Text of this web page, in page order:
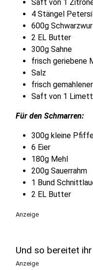
Saft von 1
4 Stängel
600g
2 EL Butter
300g Sahne
frisch geriebene
Salz
frisch
Saft von 1
Für den Schmarren:
300g kleine
6 Eier
180g Mehl
200g Sauerrahm
1 Bund
2 EL Butter
Anzeige
Und so bereitet
Anzeige